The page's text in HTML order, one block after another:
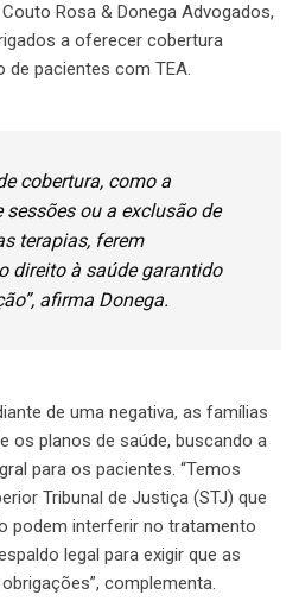
Rosa & Donega Advogados,
a oferecer cobertura
pacientes com TEA.
cobertura, como a
ou a exclusão de
terapias, ferem
direito à saúde garantido
, afirma Donega.
de uma negativa, as famílias
os planos de saúde, buscando a
para os pacientes. “Temos
Tribunal de Justiça (STJ) que
podem interferir no tratamento
legal para exigir que as
complementa.